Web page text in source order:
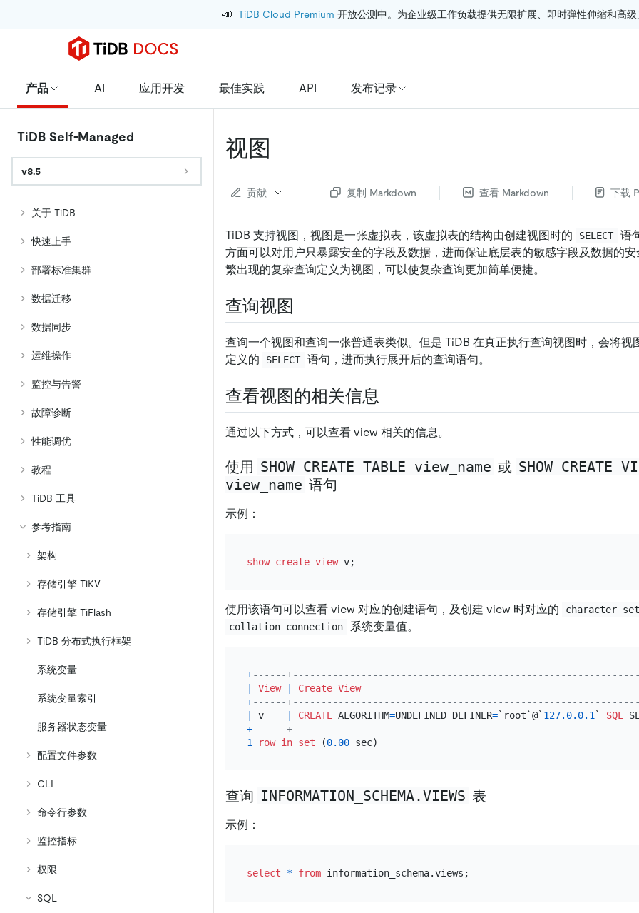
📣 TiDB Cloud Premium 开放公测中。为企业级工作负载提供无限扩展、即时弹性伸缩和高级
产品 AI 应用开发 最佳实践 API 发布记录
TiDB Self-Managed
v8.5
关于 TiDB
快速上手
部署标准集群
数据迁移
数据同步
运维操作
监控与告警
故障诊断
性能调优
教程
TiDB 工具
参考指南
架构
存储引擎 TiKV
存储引擎 TiFlash
TiDB 分布式执行框架
系统变量
系统变量索引
服务器状态变量
配置文件参数
CLI
命令行参数
监控指标
权限
SQL
视图
贡献 复制 Markdown 查看 Markdown 下载
TiDB 支持视图，视图是一张虚拟表，该虚拟表的结构由创建视图时的 SELECT 语
方面可以对用户只暴露安全的字段及数据，进而保证底层表的敏感字段及数据的
繁出现的复杂查询定义为视图，可以使复杂查询更加简单便捷。
查询视图
查询一个视图和查询一张普通表类似。但是 TiDB 在真正执行查询视图时，会将视
定义的
SELECT 语句，进而执行展开后的查询语句。
查看视图的相关信息
通过以下方式，可以查看 view 相关的信息。
使用 SHOW CREATE TABLE view_name 或 SHOW CREATE
view_name 语句
示例：
show create view
使用该语句可以查看 view 对应的创建语句，及创建 view 时对应的
collation_connection 系统变量值。
+------
View Create View
+------
v CREATE ALGORITHM=UNDEFINED DEFINER=`root`@` 127.0.0.1 ` SQL
+------
1
row in set (0.00
查询 INFORMATION_SCHEMA.VIEWS 表
示例：
select * from